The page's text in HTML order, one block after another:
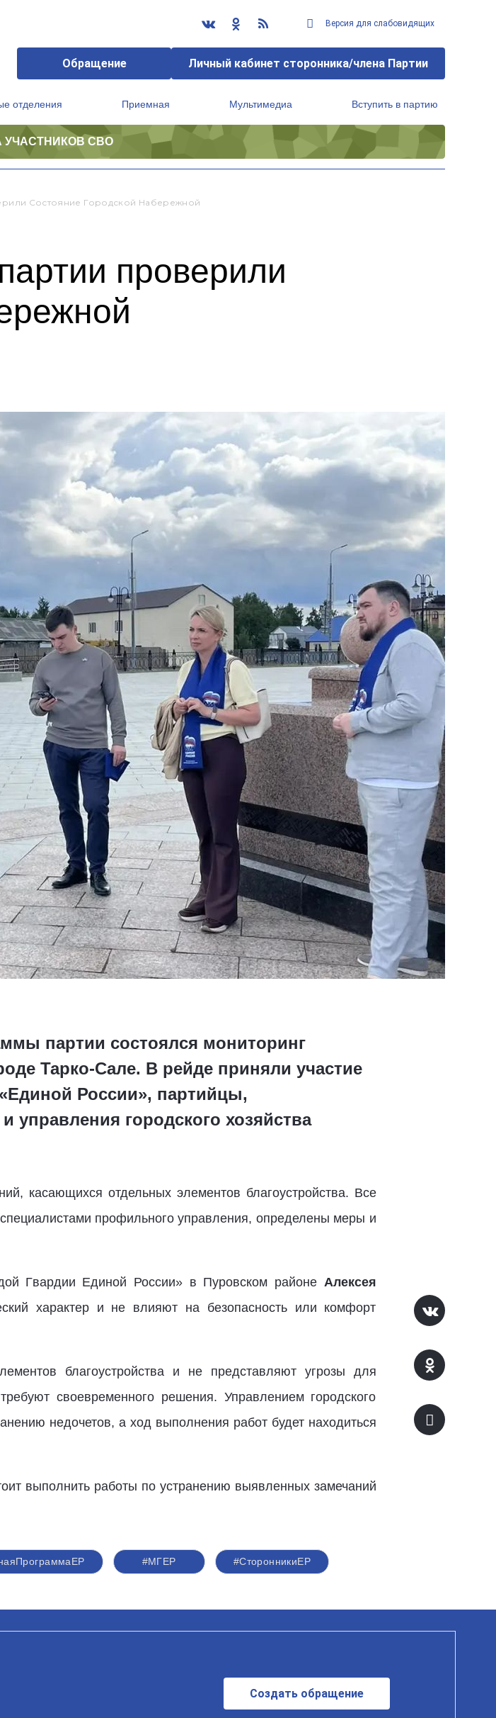
Версия для слабовидящих
Обращение Личный кабинет сторонника/члена Партии
отделения Приемная Мультимедиа Вступить в партию
УЧАСТНИКОВ СВО
Состояние Городской Набережной
проверили
партии состоялся мониторинг
Тарко-Сале. В рейде приняли участие
России», партийцы,
городского хозяйства
касающихся отдельных элементов благоустройства. Все
профильного управления, определены меры и
Гвардии Единой России» в Пуровском районе Алексея
характер и не влияют на безопасность или комфорт
благоустройства и не представляют угрозы для
своевременного решения. Управлением городского
недочетов, а ход выполнения работ будет находиться
выполнить работы по устранению выявленных замечаний
#‎МГЕР‬ #СторонникиЕР
Создать обращение